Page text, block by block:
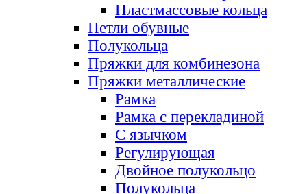
Пластмассовые кольца
Петли обувные
Полукольца
Пряжки для комбинезона
Пряжки металлические
Рамка
Рамка с перекладиной
С язычком
Регулирующая
Двойное полукольцо
Полукольца